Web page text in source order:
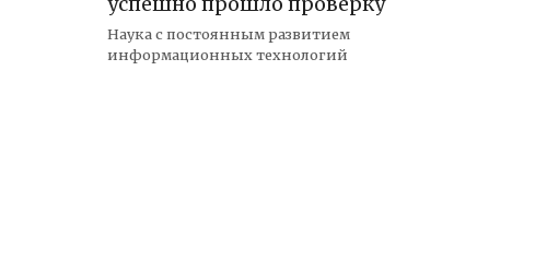
Наука с постоянным развитием
информационных технологий